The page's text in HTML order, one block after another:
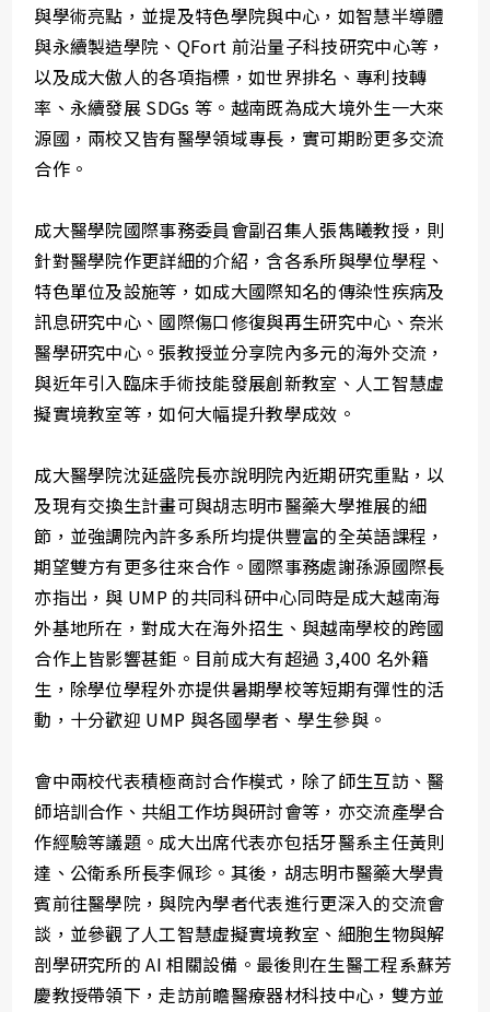
與學術亮點，並提及特色學院與中心，如智慧半導體
與永續製造學院、QFort 前沿量子科技研究中心等，
以及成大傲人的各項指標，如世界排名、專利技轉
率、永續發展 SDGs 等。越南既為成大境外生一大來
源國，兩校又皆有醫學領域專長，實可期盼更多交流
合作。
成大醫學院國際事務委員會副召集人張雋曦教授，則
針對醫學院作更詳細的介紹，含各系所與學位學程、
特色單位及設施等，如成大國際知名的傳染性疾病及
訊息研究中心、國際傷口修復與再生研究中心、奈米
醫學研究中心。張教授並分享院內多元的海外交流，
與近年引入臨床手術技能發展創新教室、人工智慧虛
擬實境教室等，如何大幅提升教學成效。
成大醫學院沈延盛院長亦說明院內近期研究重點，以
及現有交換生計畫可與胡志明市醫藥大學推展的細
節，並強調院內許多系所均提供豐富的全英語課程，
期望雙方有更多往來合作。國際事務處謝孫源國際長
亦指出，與 UMP 的共同科研中心同時是成大越南海
外基地所在，對成大在海外招生、與越南學校的跨國
合作上皆影響甚鉅。目前成大有超過 3,400 名外籍
生，除學位學程外亦提供暑期學校等短期有彈性的活
動，十分歡迎 UMP 與各國學者、學生參與。
會中兩校代表積極商討合作模式，除了師生互訪、醫
師培訓合作、共組工作坊與研討會等，亦交流產學合
作經驗等議題。成大出席代表亦包括牙醫系主任黃則
達、公衛系所長李佩珍。其後，胡志明市醫藥大學貴
賓前往醫學院，與院內學者代表進行更深入的交流會
談，並參觀了人工智慧虛擬實境教室、細胞生物與解
剖學研究所的 AI 相關設備。最後則在生醫工程系蘇芳
慶教授帶領下，走訪前瞻醫療器材科技中心，雙方並